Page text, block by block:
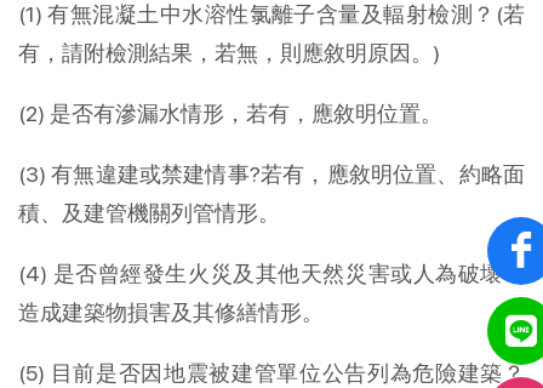
(1) 有無混凝土中水溶性氯離子含量及輻射檢測？(若
有，請附檢測結果，若無，則應敘明原因。)
(2) 是否有滲漏水情形，若有，應敘明位置。
(3) 有無違建或禁建情事?若有，應敘明位置、約略面
積、及建管機關列管情形。
(4) 是否曾經發生火災及其他天然災害或人為破壞，
造成建築物損害及其修繕情形。
(5) 目前是否因地震被建管單位公告列為危險建築？